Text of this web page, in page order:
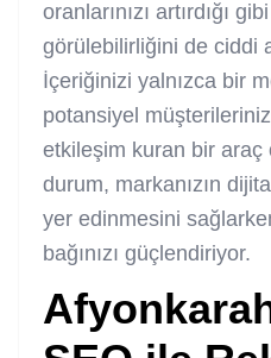
oranlarınızı artırdığı
görülebilirliğini de ciddi
İçeriğinizi yalnızca bir
potansiyel
etkileşim kuran bir araç
durum, markanızın
yer edinmesini
bağınızı güçlendiriyor.